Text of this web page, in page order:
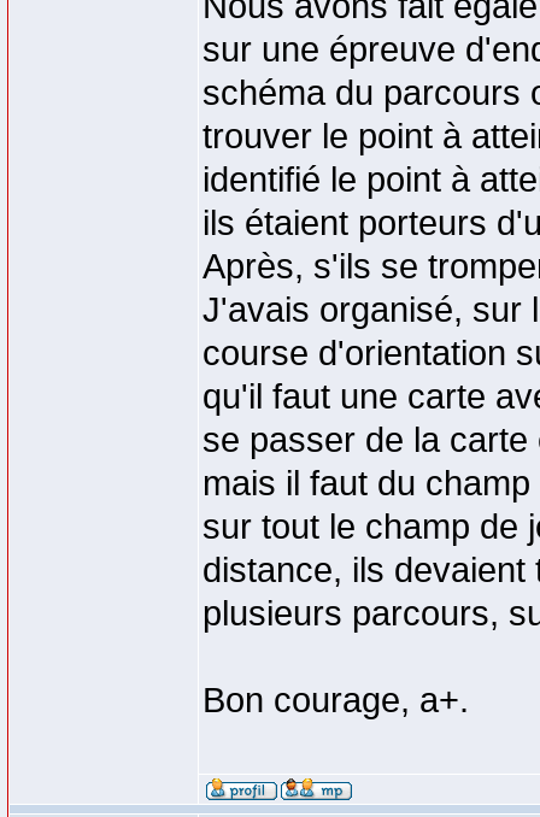
sur une épreuve
schéma du parcours
trouver le point à
identifié le point à
ils étaient porteurs
Après, s'ils se
J'avais organisé, sur
course d'orientation
qu'il faut une carte
se passer de la
mais il faut du
sur tout le champ de
distance, ils
plusieurs parcours,
Bon courage, a+.